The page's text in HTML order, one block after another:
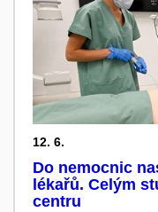
12. 6.
Do nemocnic
lékařů. Celým
centru